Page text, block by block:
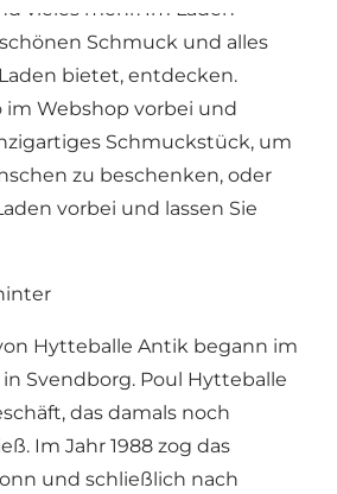
vieles mehr. Im Laden
Schmuck und alles
bietet, entdecken.
im Webshop vorbei und
Schmuckstück, um
zu beschenken, oder
vorbei und lassen Sie
Hytteballe Antik begann im
Svendborg. Poul Hytteballe
das damals noch
Im Jahr 1988 zog das
und schließlich nach